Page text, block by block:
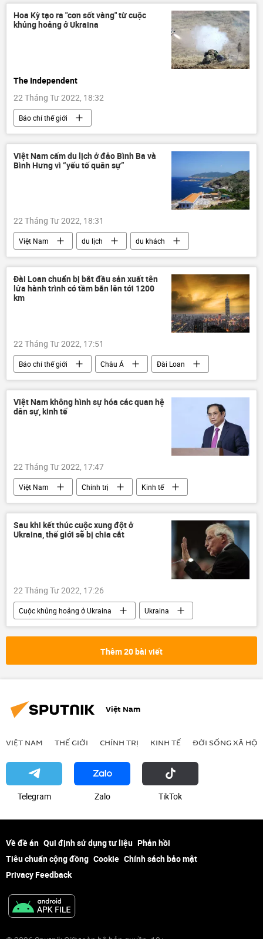
Hoa Kỳ tạo ra "cơn sốt vàng" từ cuộc
khủng hoảng ở Ukraina
The Independent
22 Tháng Tư 2022, 18:32
Báo chí thế giới
Chiến dịch quân sự đặc biệt tại Ukraina
Cuộc khủng hoảng ở Ukraina
Ukraina
DNR
LNR
Donbass
Việt Nam cấm du lịch ở đảo Bình Ba và
Bình Hưng vì “yếu tố quân sự”
22 Tháng Tư 2022, 18:31
Việt Nam du lịch
du khách
Cam Ranh
Đài Loan chuẩn bị bắt đầu sản xuất tên
lửa hành trình có tầm bắn lên tới 1200
km
22 Tháng Tư 2022, 17:51
Báo chí thế giới Châu Á
Đài Loan
Thế giới
Trung Quốc tên lửa
Việt Nam không hình sự hóa các quan hệ
dân sự, kinh tế
22 Tháng Tư 2022, 17:47
Việt Nam Chính trị Kinh tế
Sau khi kết thúc cuộc xung đột ở
Ukraina, thế giới sẽ bị chia cắt
22 Tháng Tư 2022, 17:26
Cuộc khủng hoảng ở Ukraina
Ukraina
Nga
Liên minh châu Âu
Châu Âu
EU
phương Tây
Thêm 20 bài viết
Việt Nam
VIỆT NAM THẾ GIỚI CHÍNH TRỊ KINH TẾ ĐỜI SỐNG XÃ HỘI
Telegram Zalo ТikТоk
Về đề án Qui định sử dụng tư liệu Phản hồi
Tiêu chuẩn cộng đồng Cookie Chính sách bảo mật
Privacy Feedback